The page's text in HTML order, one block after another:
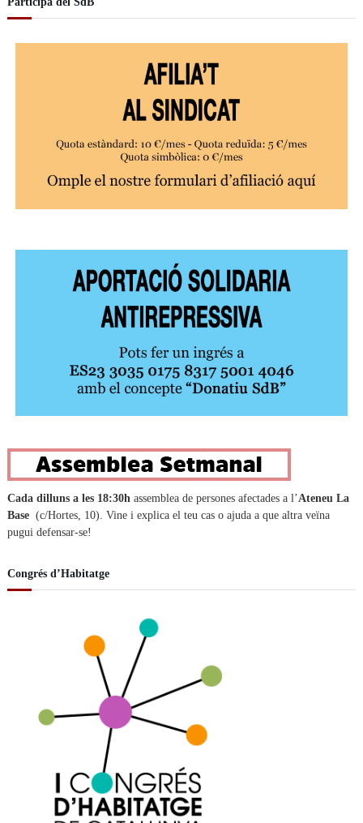
Cada dilluns a les 18:30hassemblea de persones afectades a l’Ateneu La
Base(c/Hortes, 10). Vine i explica el teu cas o ajuda a que altra veïna
pugui defensar-se!
Congrés d’Habitatge